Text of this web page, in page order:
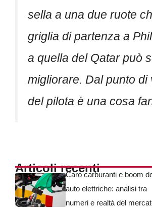
sella a una due ruote
griglia di partenza a
a quella del Qatar può
migliorare. Dal punto di
del pilota è una cosa
Articoli recentiCaro carburanti e boom
auto elettriche: analisi tra
numeri e realtà del